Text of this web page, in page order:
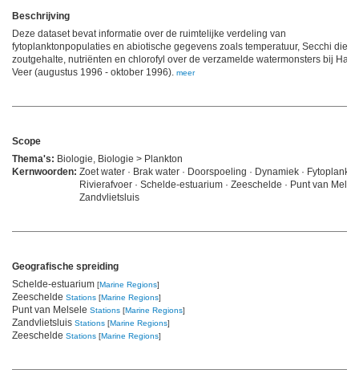
Beschrijving
Deze dataset bevat informatie over de ruimtelijke verdeling van
fytoplanktonpopulaties en abiotische gegevens zoals temperatuur, Secchi
zoutgehalte, nutriënten en chlorofyl over de verzamelde watermonsters bij
Veer (augustus 1996 - oktober 1996). meer
Scope
Thema's: Biologie, Biologie > Plankton
Kernwoorden: Zoet water · Brak water · Doorspoeling · Dynamiek ·
Rivierafvoer · Schelde-estuarium · Zeeschelde · Punt van
Zandvlietsluis
Geografische spreiding
Schelde-estuarium [Marine Regions]
Zeeschelde Stations [Marine Regions]
Punt van Melsele Stations [Marine Regions]
Zandvlietsluis Stations [Marine Regions]
Zeeschelde Stations [Marine Regions]